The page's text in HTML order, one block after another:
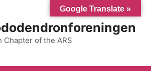
Chapter of the ARS
Google Translate »